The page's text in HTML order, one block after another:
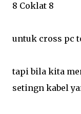
8 Coklat 8
untuk cross pc
tapi bila kita
setingn kabel